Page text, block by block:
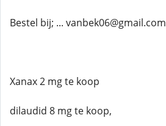
Bestel bij; ... vanbek06@gmail.com
Xanax 2 mg te koop
dilaudid 8 mg te koop,